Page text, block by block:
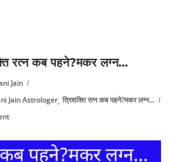
रत्न कब पहने?मकर लग्न…
Jain
Jain Astrologer, त्रिशक्ति रत्न कब पहने?मकर लग्न...